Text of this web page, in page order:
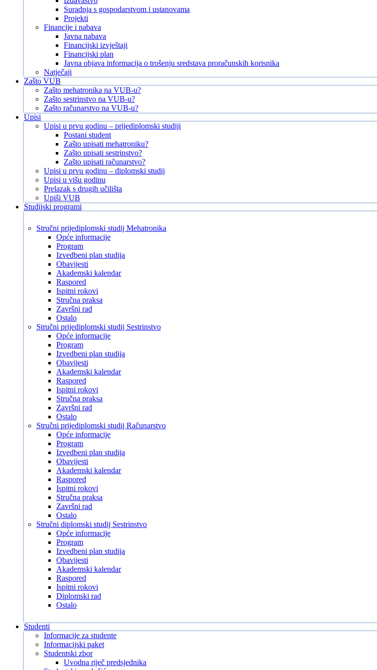
Suradnja s gospodarstvom i ustanovama
Projekti
Financije i nabava
Javna nabava
Financijski izvještaji
Financijski plan
Javna objava informacija o trošenju sredstava proračunskih korisnika
Natječaji
Zašto VUB
Zašto mehatronika na VUB-u?
Zašto sestrinstvo na VUB-u?
Zašto računarstvo na VUB-u?
Upisi
Upisi u prvu godinu – prijediplomski studiji
Postani student
Zašto upisati mehatroniku?
Zašto upisati sestrinstvo?
Zašto upisati računarstvo?
Upisi u prvu godinu – diplomski studij
Upisi u višu godinu
Prelazak s drugih učilišta
Upiši VUB
Studijski programi
Stručni prijediplomski studij Mehatronika
Opće informacije
Program
Izvedbeni plan studija
Obavijesti
Akademski kalendar
Raspored
Ispitni rokovi
Stručna praksa
Završni rad
Ostalo
Stručni prijediplomski studij Sestrinstvo
Opće informacije
Program
Izvedbeni plan studija
Obavijesti
Akademski kalendar
Raspored
Ispitni rokovi
Stručna praksa
Završni rad
Ostalo
Stručni prijediplomski studij Računarstvo
Opće informacije
Program
Izvedbeni plan studija
Obavijesti
Akademski kalendar
Raspored
Ispitni rokovi
Stručna praksa
Završni rad
Ostalo
Stručni diplomski studij Sestrinstvo
Opće informacije
Program
Izvedbeni plan studija
Obavijesti
Akademski kalendar
Raspored
Ispitni rokovi
Diplomski rad
Ostalo
Studenti
Informacije za studente
Informacijski paket
Studentski zbor
Uvodna riječ predsjednika